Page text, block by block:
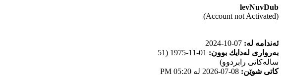
levNuvDub
(Account not Activated)
ئه‌ندامه‌ له‌:
به‌رواری له‌دایك بوون:
01-11-1975 (51
ساله‌كانی رابردوو)
كاتی شوێن: